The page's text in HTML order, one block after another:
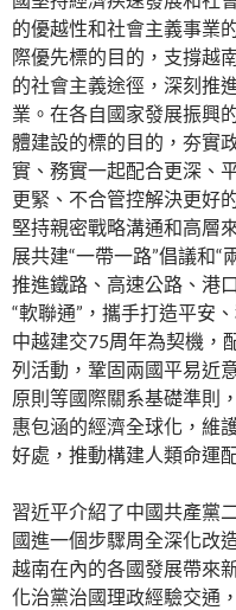
的優越性和社會主義事業
際優先標的目的，支撐越
的社會主義途徑，深刻推
業。在各自國家發展振興
體建設的標的目的，夯實
實、務實一起配合更深、
更緊、不合管控解決更好
堅持親密戰略溝通和高層
展共建“一帶一路”倡議和
推進鐵路、高速公路、港
“軟聯通”，攜手打造平安
中越建交75周年為契機，
列活動，鞏固兩國平易近
原則等國際關系基礎準則
惠包涵的經濟全球化，維
好處，推動構建人類命運
習近平介紹了中國共產黨
國進一個步驟周全深化改
越南在內的各國發展帶來
化治黨治國理政經驗交通